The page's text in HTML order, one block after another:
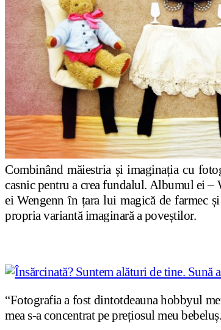
Combinând măiestria și imaginația cu
casnic pentru a crea fundalul. Albumul ei
ei Wengenn în țara lui magică de farmec
propria variantă imaginară a poveștilor.
“Fotografia a fost dintotdeauna hobbyul
mea s-a concentrat pe prețiosul meu